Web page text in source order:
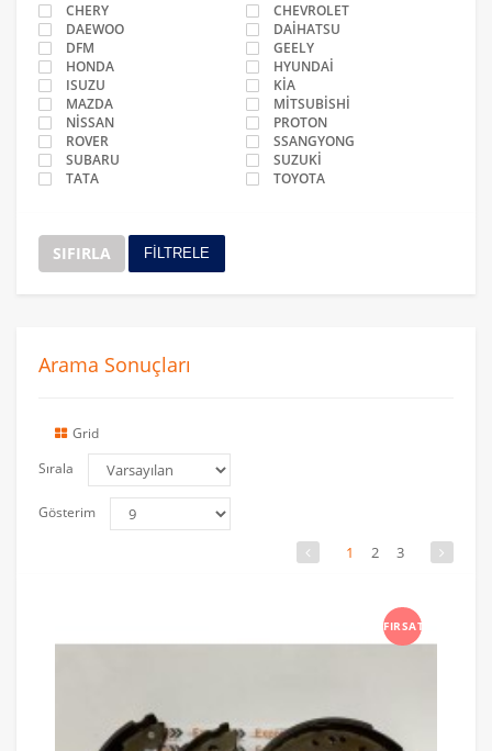
CHERY
CHEVROLET
DAEWOO
DAİHATSU
DFM
GEELY
HONDA
HYUNDAİ
ISUZU
KİA
MAZDA
MİTSUBİSHİ
NİSSAN
PROTON
ROVER
SSANGYONG
SUBARU
SUZUKİ
TATA
TOYOTA
SIFIRLA FİLTRELE
Arama Sonuçları
Grid
Sırala
Gösterim
1 2 3
FIRSAT